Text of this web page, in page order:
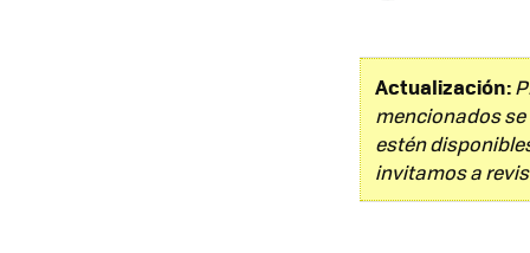
Actualización:
mencionados
estén
invitamos a